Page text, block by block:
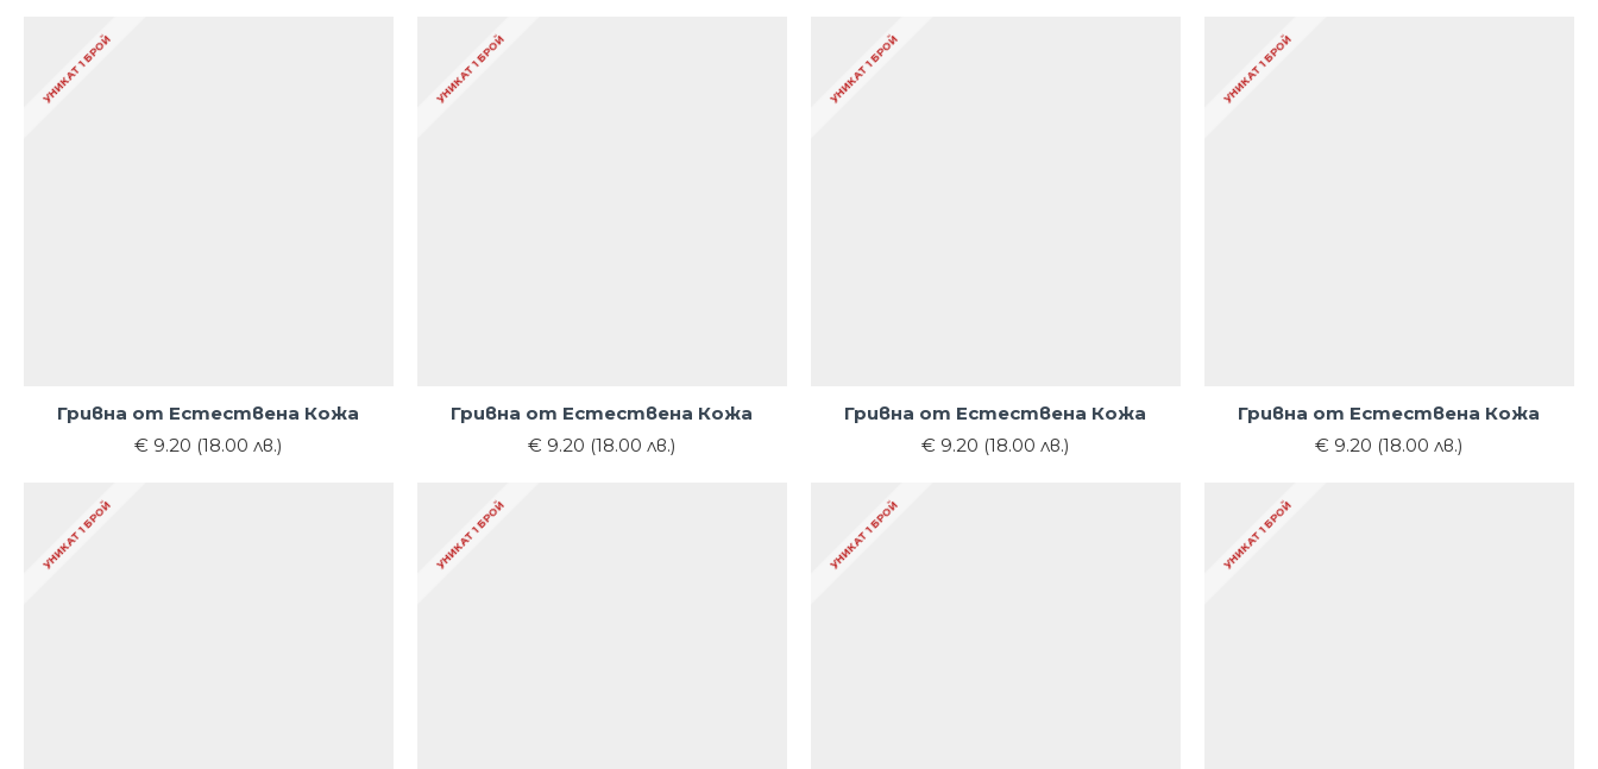
УНИКАТ 1 БРОЙ
Гривна от Естествена Кожа
€ 9.20 (18.00 лв.)
УНИКАТ 1 БРОЙ
Гривна от Естествена Кожа
€ 9.20 (18.00 лв.)
УНИКАТ 1 БРОЙ
Гривна от Естествена Кожа
€ 9.20 (18.00 лв.)
УНИКАТ 1 БРОЙ
Гривна от Естествена Кожа
€ 9.20 (18.00 лв.)
УНИКАТ 1 БРОЙ УНИКАТ 1 БРОЙ УНИКАТ 1 БРОЙ УНИКАТ 1 БРОЙ